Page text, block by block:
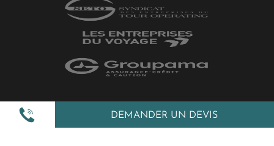
DEMANDER UN DEVIS
Plan du site
Politique de confidentialité